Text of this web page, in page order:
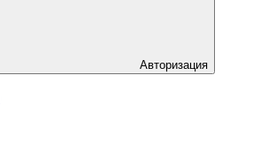
Авторизация